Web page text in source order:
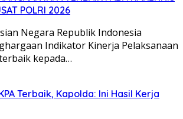
POLRI 2026
Negara Republik Indonesia
Indikator Kinerja Pelaksanaan
kepada…
Terbaik, Kapolda: Ini Hasil Kerja